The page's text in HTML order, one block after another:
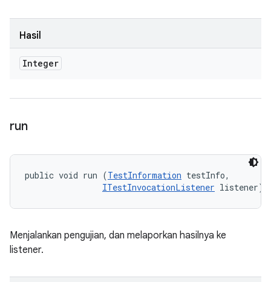
Hasil
Integer
run
public void run (TestInformation testInfo,
ITestInvocationListener listener)
Menjalankan pengujian, dan melaporkan hasilnya ke
listener.